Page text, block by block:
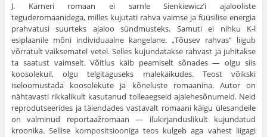
J. Kärneri romaan ei sarnle Sienkiewicz’i ajalooliste
teguderomaanidega, milles kujutati rahva vaimse ja füüsilise energia
prahvatusi suurteks ajaloo sündmusteks. Samuti ei nihku K-l
esiplaanile mõni individuaalne kangelane. „Tõusev rahvas” liigub
võrratult vaiksematel vetel. Selles kujundatakse rahvast ja juhitakse
ta saatust vaimselt. Võitlus käib peamiselt sõnades — olgu siis
koosolekuil, olgu telgitaguseks malekäikudes. Teost võikski
iseloomustada koosolekute ja kõneluste romaanina. Autor on
nähtavasti rikkalikult kasutanud tolleaegseid ajalehesõnumeid. Neid
reprodutseerides ja täiendades vastavalt romaani käigu ülesandeile
on valminud reportaažromaan — ilukirjanduslikult kujundatud
kroonika. Sellise kompositsiooniga teos kulgeb aga vahest liigagi